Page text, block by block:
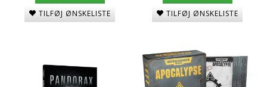
TILFØJ ØNSKELISTE TILFØJ ØNSKELISTE